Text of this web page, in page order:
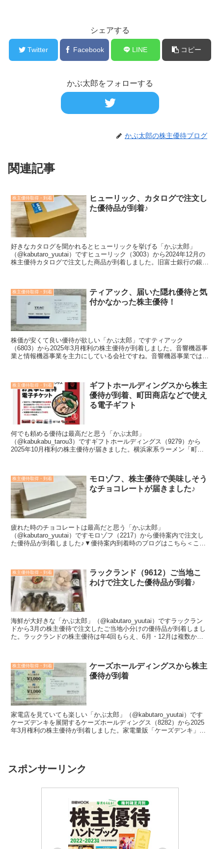
シェアする
Twitter Facebook LINE コピー
かぶ太郎をフォローする
かぶ太郎の株主優待ブログ
関連記事
株主優待取得・到着
ヒューリック、カタログで注文し
た優待品が到着♪
好きなカタログを聞かれるとヒューリックを挙げる「かぶ太郎」
（@kabutaro_yuutai）ですヒューリック（3003）から2024年12月の
株主優待カタログで注文した商品が到着しました。旧富士銀行の銀行
株主優待取得・到着
ティアック、届いた隠れ優待と気
付かなかった株主優待！
株価が安くて良い優待が欲しい「かぶ太郎」ですティアック
（6803）から2025年3月権利の株主優待が到着しました。音響機器事
業と情報機器事業を主力にしている会社ですね。音響機器事業では高
株主優待取得・到着
ギフトホールディングスから株主
優待が到着、町田商店などで使え
る電子ギフト
何でも頼める優待は最高だと思う「かぶ太郎」
（@kabukabu_tarou3）ですギフトホールディングス（9279）から
2025年10月権利の株主優待が届きました。横浜家系ラーメン「町田
株主優待取得・到着
モロゾフ、株主優待で美味しそう
なチョコレートが届きました♪
疲れた時のチョコレートは最高だと思う「かぶ太郎」
（@kabutaro_yuutai）ですモロゾフ（2217）から優待案内で注文し
た優待品が到着しました♪▼優待案内到着時のブログはこちら＜こん
株主優待取得・到着
ラックランド（9612）ご当地こ
わけで注文した優待品が到着♪
海鮮が大好きな「かぶ太郎」（@kabutaro_yuutai）ですラックラン
ドから3月の株主優待で注文したご当地小分けの優待品が到着しまし
た。ラックランドの株主優待は年4回もらえ、6月・12月は複数から
株主優待取得・到着
ケーズホールディングスから株主
優待が到着
家電店を見ていても楽しい「かぶ太郎」（@kabutaro_yuutai）です
ケーズデンキを展開するケーズホールディングス（8282）から2025
年3月権利の株主優待が到着しました。家電量販「ケーズデンキ」を
スポンサーリンク